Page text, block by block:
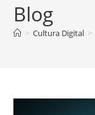
Blog
> Cultura Digital >